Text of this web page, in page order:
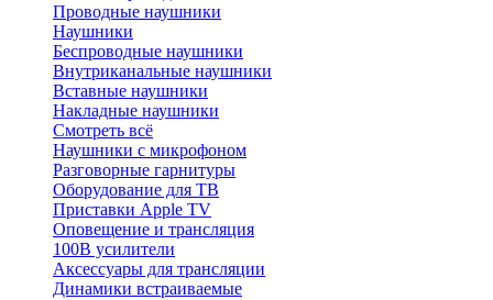
Проводные наушники
Наушники
Беспроводные наушники
Внутриканальные наушники
Вставные наушники
Накладные наушники
Смотреть всё
Наушники с микрофоном
Разговорные гарнитуры
Оборудование для ТВ
Приставки Apple TV
Оповещение и трансляция
100В усилители
Аксессуары для трансляции
Динамики встраиваемые